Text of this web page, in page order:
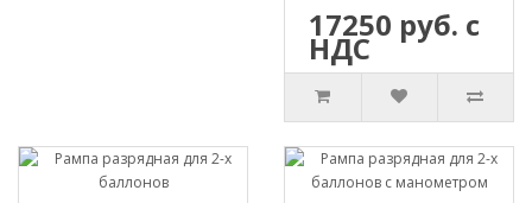
17250 руб. с
НДС